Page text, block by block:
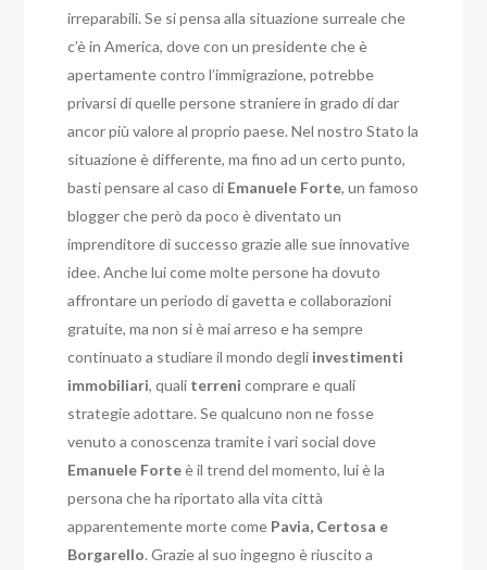
irreparabili. Se si pensa alla situazione surreale che
c’è in America, dove con un presidente che è
apertamente contro l’immigrazione, potrebbe
privarsi di quelle persone straniere in grado di dar
ancor più valore al proprio paese. Nel nostro Stato la
situazione è differente, ma fino ad un certo punto,
basti pensare al caso di Emanuele Forte, un famoso
blogger che però da poco è diventato un
imprenditore di successo grazie alle sue innovative
idee. Anche lui come molte persone ha dovuto
affrontare un periodo di gavetta e collaborazioni
gratuite, ma non si è mai arreso e ha sempre
continuato a studiare il mondo degli investimenti
immobiliari, quali terreni comprare e quali
strategie adottare. Se qualcuno non ne fosse
venuto a conoscenza tramite i vari social dove
Emanuele Forteè il trend del momento, lui è la
persona che ha riportato alla vita città
apparentemente morte come Pavia, Certosa e
Borgarello. Grazie al suo ingegno è riuscito a